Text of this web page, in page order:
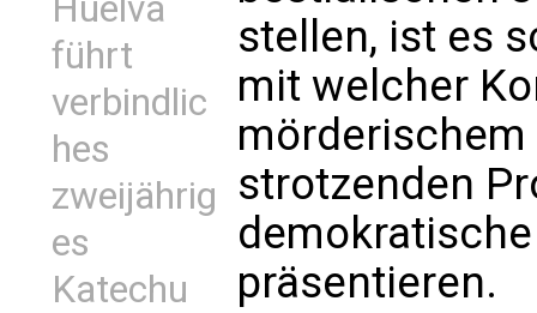
Huelva
führt
verbindlic
hes
zweijährig
es
Katechu
stellen, ist es
mit welcher
strotzenden
präsentieren.